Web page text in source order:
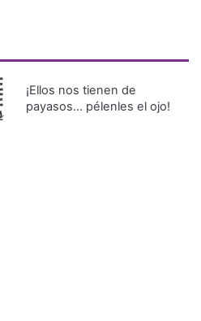
¡Ellos nos tienen de
payasos… pélenles el ojo!